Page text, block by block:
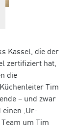
Kassel, die der
zertifiziert hat,
die
Tim
– und zwar
‚Ur-
um Tim